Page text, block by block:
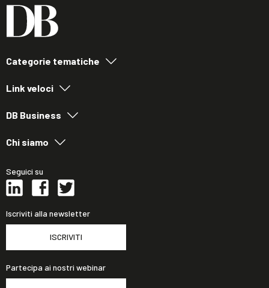
Categorie tematiche
Link veloci
DB Business
Chi siamo
Seguici su
Iscriviti alla newsletter
ISCRIVITI
Partecipa ai nostri webinar